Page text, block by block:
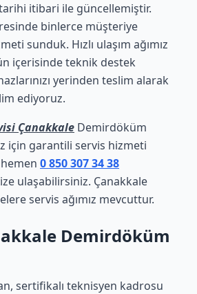
itibari ile güncellemiştir.
binlerce müşteriye
sunduk. Hızlı ulaşım ağımız
içerisinde teknik destek
yerinden teslim alarak
ediyoruz.
Çanakkale Demirdöküm
için garantili servis hizmeti
0 850 307 34 38
ulaşabilirsiniz. Çanakkale
servis ağımız mevcuttur.
Demirdöküm
sertifikalı teknisyen kadrosu